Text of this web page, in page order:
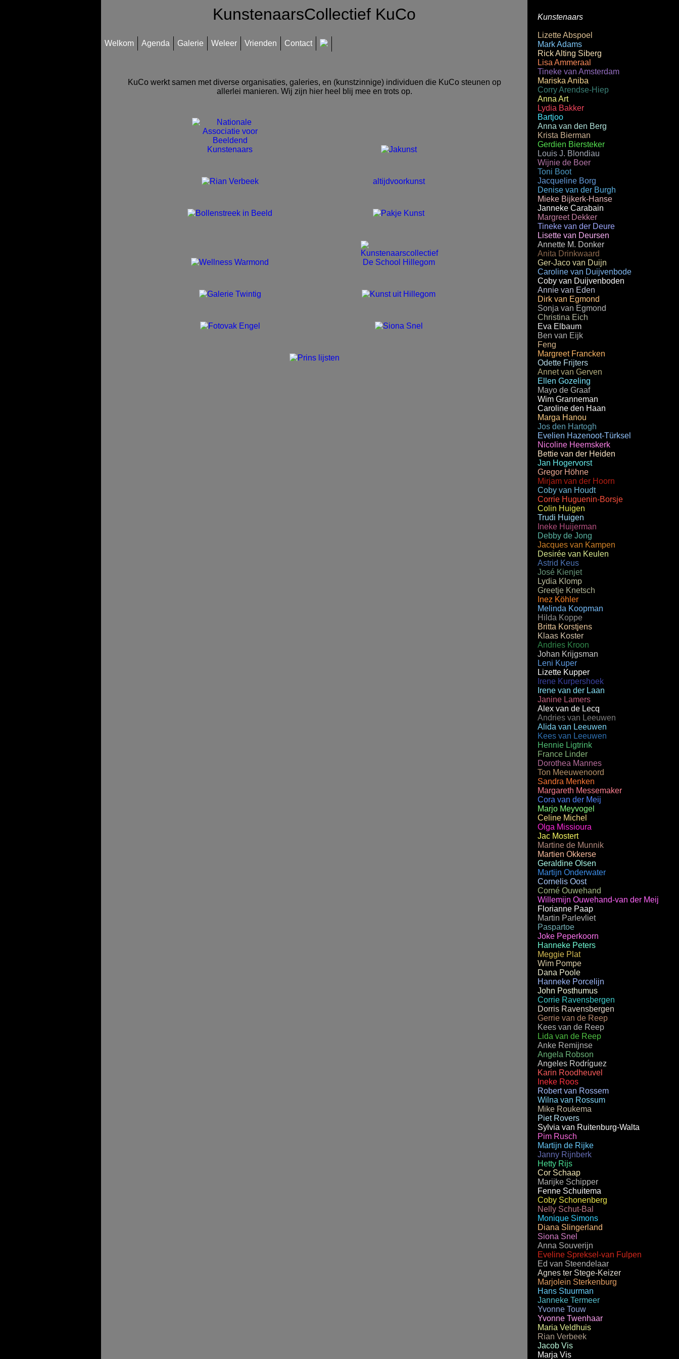
KunstenaarsCollectief KuCo
Welkom Agenda Galerie Weleer Vrienden Contact
KuCo werkt samen met diverse organisaties, galeries, en (kunstzinnige) individuen die KuCo steunen op
allerlei manieren. Wij zijn hier heel blij mee en trots op.
altijdvoorkunst
Kunstenaars
Lizette Abspoel
Mark Adams
Rick Alting Siberg
Lisa Ammeraal
Tineke van Amsterdam
Mariska Aniba
Corry Arendse-Hiep
Anna Art
Lydia Bakker
Bartjoo
Anna van den Berg
Krista Bierman
Gerdien Biersteker
Louis J. Blondiau
Wijnie de Boer
Toni Boot
Jacqueline Borg
Denise van der Burgh
Mieke Bijkerk-Hanse
Janneke Carabain
Margreet Dekker
Tineke van der Deure
Lisette van Deursen
Annette M. Donker
Anita Drinkwaard
Ger-Jaco van Duijn
Caroline van Duijvenbode
Coby van Duijvenboden
Annie van Eden
Dirk van Egmond
Sonja van Egmond
Christina Eich
Eva Elbaum
Ben van Eijk
Feng
Margreet Francken
Odette Frijters
Annet van Gerven
Ellen Gozeling
Mayo de Graaf
Wim Granneman
Caroline den Haan
Marga Hanou
Jos den Hartogh
Evelien Hazenoot-Türksel
Nicoline Heemskerk
Bettie van der Heiden
Jan Hogervorst
Gregor Höhne
Mirjam van der Hoorn
Coby van Houdt
Corrie Huguenin-Borsje
Colin Huigen
Trudi Huigen
Ineke Huijerman
Debby de Jong
Jacques van Kampen
Desirée van Keulen
Astrid Keus
José Kienjet
Lydia Klomp
Greetje Knetsch
Inez Köhler
Melinda Koopman
Hilda Koppe
Britta Korstjens
Klaas Koster
Andries Kroon
Johan Krijgsman
Leni Kuper
Lizette Kupper
Irene Kurpershoek
Irene van der Laan
Janine Lamers
Alex van de Lecq
Andries van Leeuwen
Alida van Leeuwen
Kees van Leeuwen
Hennie Ligtrink
France Linder
Dorothea Mannes
Ton Meeuwenoord
Sandra Menken
Margareth Messemaker
Cora van der Meij
Marjo Meyvogel
Celine Michel
Olga Missioura
Jac Mostert
Martine de Munnik
Martien Okkerse
Geraldine Olsen
Martijn Onderwater
Cornelis Oost
Corné Ouwehand
Willemijn Ouwehand-van der Meij
Florianne Paap
Martin Parlevliet
Paspartoe
Joke Peperkoorn
Hanneke Peters
Meggie Plat
Wim Pompe
Dana Poole
Hanneke Porcelijn
John Posthumus
Corrie Ravensbergen
Dorris Ravensbergen
Gerrie van de Reep
Kees van de Reep
Lida van de Reep
Anke Remijnse
Angela Robson
Angeles Rodríguez
Karin Roodheuvel
Ineke Roos
Robert van Rossem
Wilna van Rossum
Mike Roukema
Piet Rovers
Sylvia van Ruitenburg-Walta
Pim Rusch
Martijn de Rijke
Janny Rijnberk
Hetty Rijs
Cor Schaap
Marijke Schipper
Fenne Schuitema
Coby Schonenberg
Nelly Schut-Bal
Monique Simons
Diana Slingerland
Siona Snel
Anna Souverijn
Eveline Spreksel-van Fulpen
Ed van Steendelaar
Agnes ter Stege-Keizer
Marjolein Sterkenburg
Hans Stuurman
Janneke Termeer
Yvonne Touw
Yvonne Twenhaar
Maria Veldhuis
Rian Verbeek
Jacob Vis
Marja Vis